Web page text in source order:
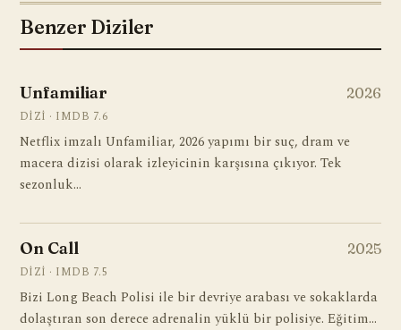
Benzer Diziler
Unfamiliar 2026
DIZI · IMDB 7.6
Netflix imzalı Unfamiliar, 2026 yapımı bir suç, dram ve
macera dizisi olarak izleyicinin karşısına çıkıyor. Tek
sezonluk…
On Call 2025
DIZI · IMDB 7.5
Bizi Long Beach Polisi ile bir devriye arabası ve sokaklarda
dolaştıran son derece adrenalin yüklü bir polisiye. Eğitim…